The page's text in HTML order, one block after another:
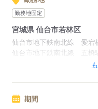
担当の仲良くなって継続し
◆日払いOK！支払い額は約
【 交通費備考 】
★すべてのお仕事で
別途交通費を支給させて
※詳細は面談時にお伝えし
・専任のコーディネーターが
勤務地固定
宮城県 仙台市若林区
仙台市地下鉄南北線 愛宕
仙台市地下鉄南北線 五橋
仙台市地下鉄南北線 河原
派遣先：仙台駅徒歩10分
区・若林区等案件多数
期間